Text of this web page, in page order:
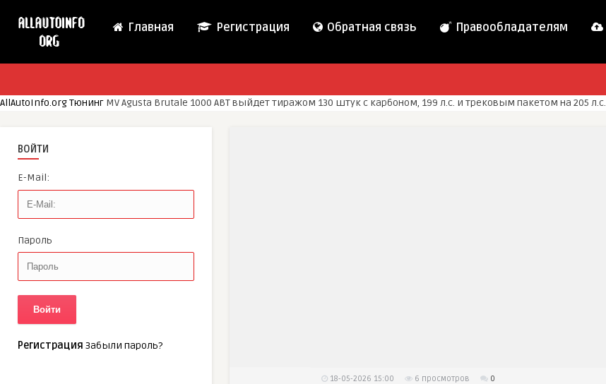
Главная Регистрация Обратная связь Правообладателям
AllAutoInfo.orgТюнинг MV Agusta Brutale 1000 ABT выйдет тиражом 130 штук с карбоном, 199 л.с. и трековым пакетом на 205 л.с.
ВОЙТИ
E-Mail:
Пароль
Войти
Регистрация Забыли пароль?
18-05-2026 15:00 6 просмотров 0